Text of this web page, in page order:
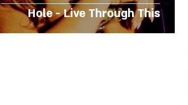
Hole - Live Through This